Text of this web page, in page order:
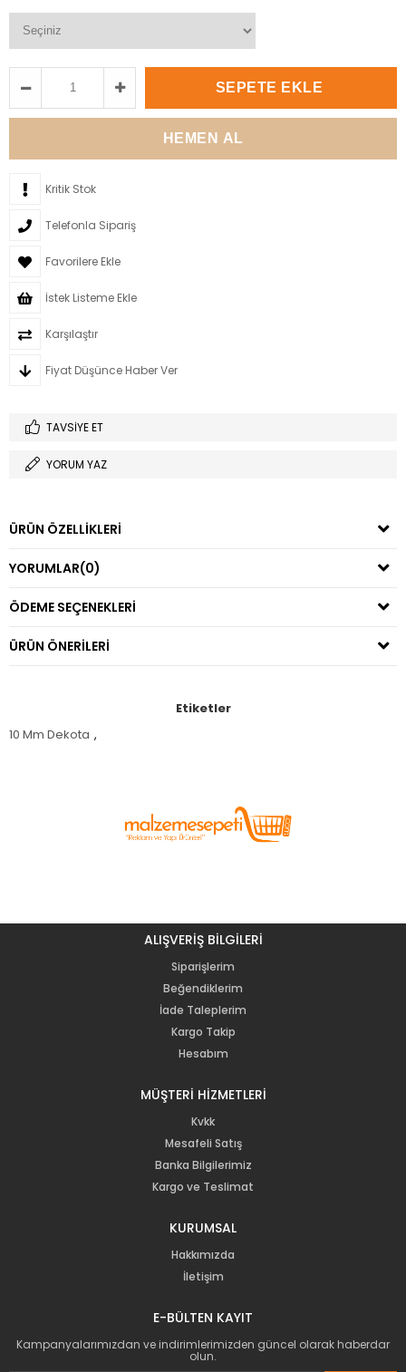
Kritik Stok
Telefonla Sipariş
Favorilere Ekle
İstek Listeme Ekle
Karşılaştır
Fiyat Düşünce Haber Ver
TAVSIYE ET
YORUM YAZ
ÜRÜN ÖZELLIKLERI
YORUMLAR(0)
ÖDEME SEÇENEKLERI
ÜRÜN ÖNERILERI
Etiketler
10 Mm Dekota ,
ALIŞVERİŞ BİLGİLERİ
Siparişlerim
Beğendiklerim
İade Taleplerim
Kargo Takip
Hesabım
MÜŞTERİ HİZMETLERİ
Kvkk
Mesafeli Satış
Banka Bilgilerimiz
Kargo ve Teslimat
KURUMSAL
Hakkımızda
İletişim
E-BÜLTEN KAYIT
Kampanyalarımızdan ve indirimlerimizden güncel olarak haberdar
olun.